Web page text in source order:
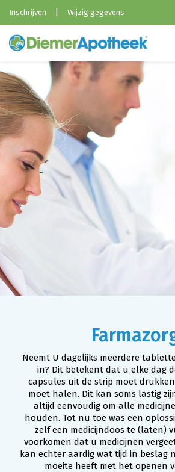
Inschrijven | Wijzig gegevens
Diemer Apotheek
Betalingsvoorwaarden
Contact
Dienstapotheek
HKZ-Certificaat
Medische Informatie
Services
24/7 uitgifteautomaat
Bezorgservice
Bestelformulier
Neemt U dagelijks meerdere
in? Dit betekent dat u elke dag
capsules uit de strip moet
moet halen. Dit kan soms lastig
altijd eenvoudig om alle
houden. Tot nu toe was een
zelf een medicijndoos te (laten)
voorkomen dat u medicijnen
kan echter aardig wat tijd in beslag
moeite heeft met het openen